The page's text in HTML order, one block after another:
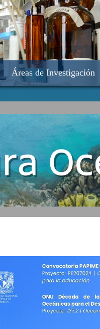
Áreas de Investigación
Biología Acuatica
Geología Marina
Química Acuática